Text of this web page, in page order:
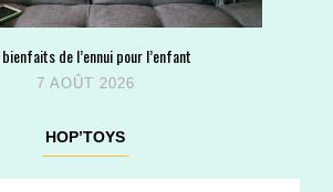
de l’ennui pour l’enfant
7 AOÛT 2026
HOP’TOYS